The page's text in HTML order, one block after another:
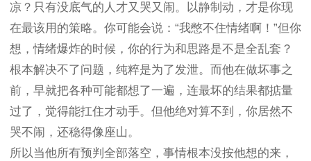
凉？只有没底气的人才又哭又闹。以静制动，才是你现
在最该用的策略。你可能会说：“我憋不住情绪啊！”但你
想，情绪爆炸的时候，你的行为和思路是不是全乱套？
根本解决不了问题，纯粹是为了发泄。而他在做坏事之
前，早就把各种可能都想了一遍，连最坏的结果都掂量
过了，觉得能扛住才动手。但他绝对算不到，你居然不
哭不闹，还稳得像座山。
所以当他所有预判全部落空，事情根本没按他想的来，